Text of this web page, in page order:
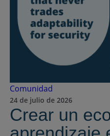
Comunidad
24 de julio de 2026
Crear un